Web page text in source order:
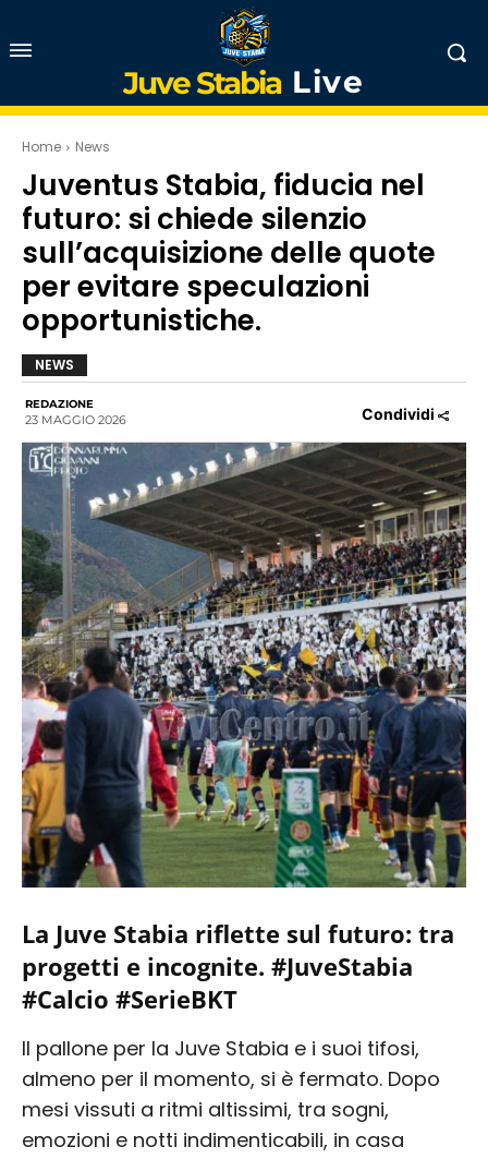
Juve Stabia Live
Home News
Juventus Stabia, fiducia nel
futuro: si chiede silenzio
sull’acquisizione delle quote
per evitare speculazioni
opportunistiche.
NEWS
REDAZIONE
23 MAGGIO 2026 Condividi
La Juve Stabia riflette sul futuro: tra
progetti e incognite. #JuveStabia
#Calcio #SerieBKT
Il pallone per la Juve Stabia e i suoi tifosi,
almeno per il momento, si è fermato. Dopo
mesi vissuti a ritmi altissimi, tra sogni,
emozioni e notti indimenticabili, in casa